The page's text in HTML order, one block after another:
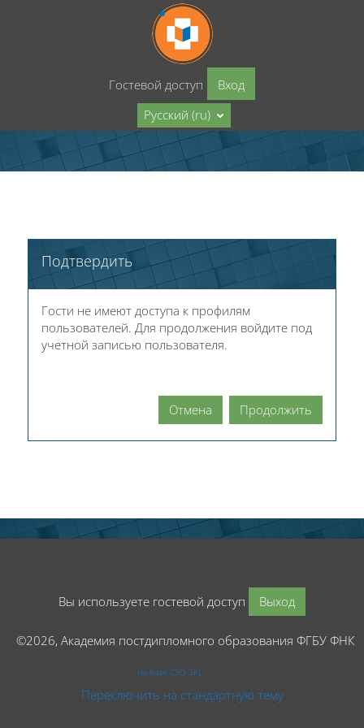
Перейти к основному содержанию
Гостевой доступ
Вход
Русский ‎(ru)‎
Подтвердить
Гости не имеют доступа к профилям
пользователей. Для продолжения войдите под
учетной записью пользователя.
Отмена Продолжить
Вы используете гостевой доступ Выход
©2026, Академия постдипломного образования ФГБУ
На базе СЭО 3KL
Переключить на стандартную тему